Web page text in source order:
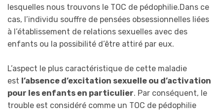
lesquelles nous trouvons le TOC de pédophilie.Dans ce
cas, l’individu souffre de pensées obsessionnelles liées
à l’établissement de relations sexuelles avec des
enfants ou la possibilité d’être attiré par eux.
L’aspect le plus caractéristique de cette maladie
est l’absence d’excitation sexuelle ou d’activation
pour les enfants en particulier. Par conséquent, le
trouble est considéré comme un TOC de pédophilie